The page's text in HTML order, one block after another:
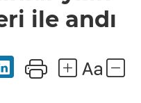
ile andı